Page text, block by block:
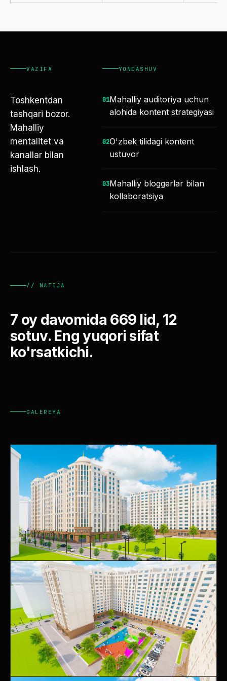
VAZIFA
Toshkentdan
tashqari bozor.
Mahalliy
mentalitet va
kanallar bilan
ishlash.
YONDASHUV
01Mahalliy auditoriya uchun
alohida kontent strategiyasi
02O'zbek tilidagi kontent
ustuvor
03Mahalliy bloggerlar bilan
kollaboratsiya
// NATIJA
7 oy davomida 669 lid, 12
sotuv. Eng yuqori sifat
ko'rsatkichi.
GALEREYA